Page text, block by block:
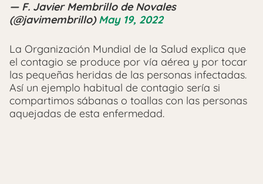
— F. Javier Membrillo de Novales
(@javimembrillo)May 19, 2022
La Organización Mundial de la Salud explica que
el contagio se produce por vía aérea y por tocar
las pequeñas heridas de las personas infectadas.
Así un ejemplo habitual de contagio sería si
compartimos sábanas o toallas con las personas
aquejadas de esta enfermedad.